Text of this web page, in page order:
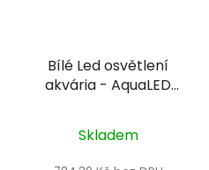
Bílé Led osvětlení
akvária - AquaLED
Skladem